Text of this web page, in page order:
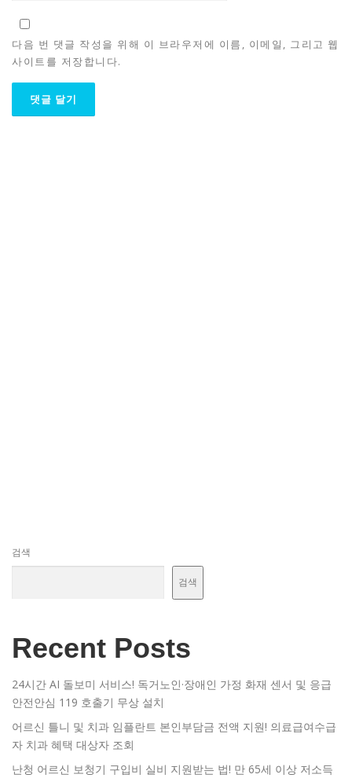
다음 번 댓글 작성을 위해 이 브라우저에 이름, 이메일, 그리고 웹
사이트를 저장합니다.
검색
검색
Recent Posts
24시간 AI 돌보미 서비스! 독거노인·장애인 가정 화재 센서 및 응급
안전안심 119 호출기 무상 설치
어르신 틀니 및 치과 임플란트 본인부담금 전액 지원! 의료급여수급
자 치과 혜택 대상자 조회
난청 어르신 보청기 구입비 실비 지원받는 법! 만 65세 이상 저소득